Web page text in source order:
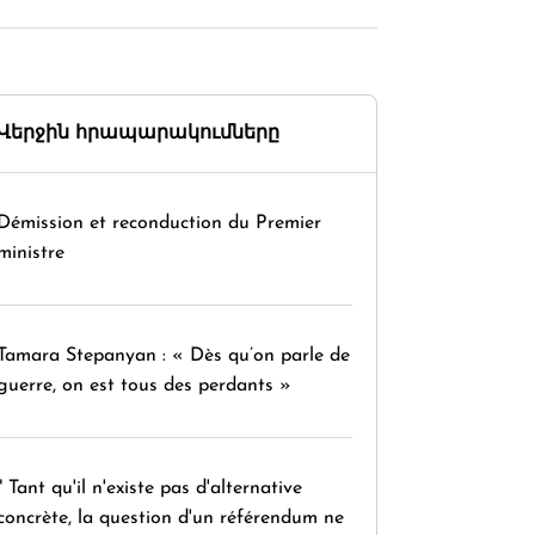
հրապարակումները
et reconduction du Premier
Stepanyan : « Dès qu’on parle de
on est tous des perdants »
Tant qu'il n'existe pas d'alternative
la question d'un référendum ne